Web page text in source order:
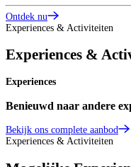
Ontdek nu
Experiences & Activiteiten
Experiences &
Experiences
Benieuwd naar andere
Bekijk ons complete aanbod
Experiences & Activiteiten